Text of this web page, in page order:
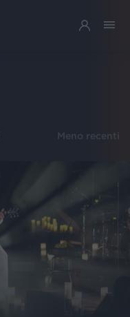
Meno recenti